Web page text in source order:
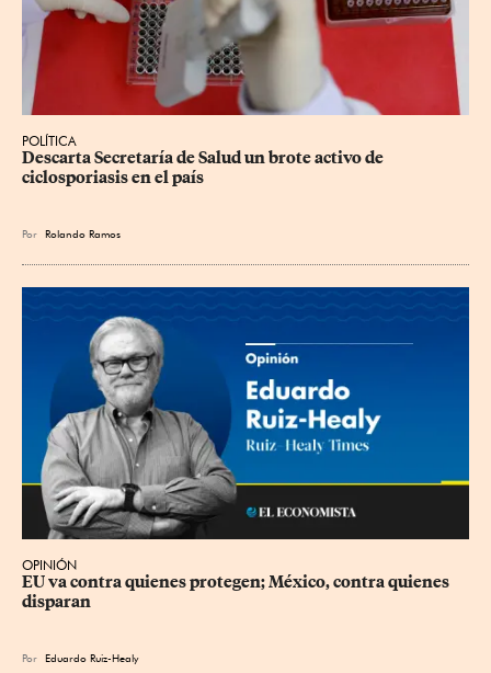
POLÍTICA
Descarta Secretaría de Salud un brote activo de
ciclosporiasis en el país
Por Rolando Ramos
OPINIÓN
EU va contra quienes protegen; México, contra quienes
disparan
Por Eduardo Ruiz-Healy